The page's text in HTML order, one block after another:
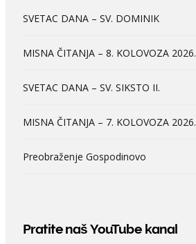
SVETAC DANA – SV. DOMINIK
MISNA ČITANJA – 8. KOLOVOZA 2026.
SVETAC DANA – SV. SIKSTO II.
MISNA ČITANJA – 7. KOLOVOZA 2026.
Preobraženje Gospodinovo
Pratite naš YouTube kanal